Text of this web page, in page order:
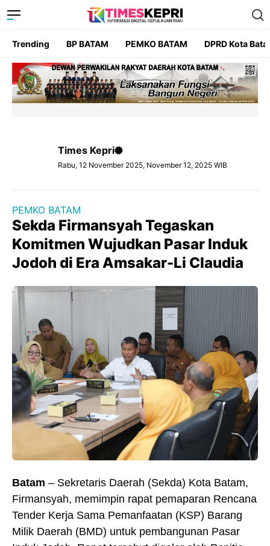
Trending BP BATAM PEMKO BATAM DPRD Kota
Times Kepri
Rabu, 12 November 2025, November 12, 2025 WIB
PEMKO BATAM
Sekda Firmansyah Tegaskan
Komitmen Wujudkan Pasar Induk
Jodoh di Era Amsakar-Li Claudia
Batam – Sekretaris Daerah (Sekda) Kota Batam,
Firmansyah, memimpin rapat pemaparan Rencana
Tender Kerja Sama Pemanfaatan (KSP) Barang
Milik Daerah (BMD) untuk pembangunan Pasar